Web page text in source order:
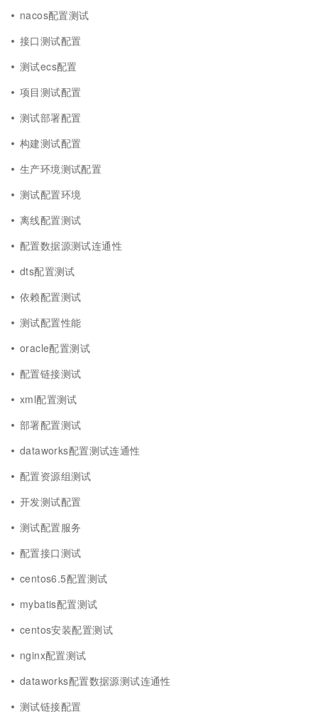
nacos配置测试
接口测试配置
测试ecs配置
项目测试配置
测试部署配置
构建测试配置
生产环境测试配置
测试配置环境
离线配置测试
配置数据源测试连通性
dts配置测试
依赖配置测试
测试配置性能
oracle配置测试
配置链接测试
xml配置测试
部署配置测试
dataworks配置测试连通性
配置资源组测试
开发测试配置
测试配置服务
配置接口测试
centos6.5配置测试
mybatis配置测试
centos安装配置测试
nginx配置测试
dataworks配置数据源测试连通性
测试链接配置